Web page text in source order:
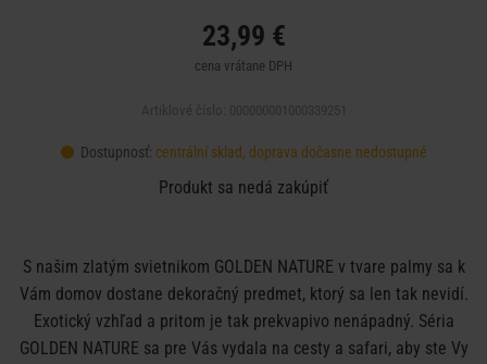
23,99 €
cena vrátane DPH
Dostupnosť: centrální sklad, doprava dočasne nedostupné
Produkt sa nedá zakúpiť
S našim zlatým svietnikom GOLDEN NATURE v tvare palmy sa k
Vám domov dostane dekoračný predmet, ktorý sa len tak nevidí.
Exotický vzhľad a pritom je tak prekvapivo nenápadný. Séria
GOLDEN NATURE sa pre Vás vydala na cesty a safari, aby ste Vy